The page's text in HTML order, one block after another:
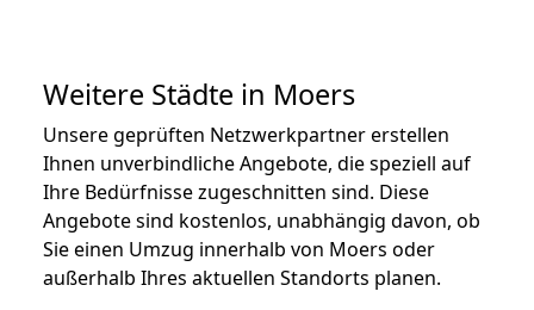
Weitere Städte in Moers
Unsere geprüften Netzwerkpartner erstellen
Ihnen unverbindliche Angebote, die speziell auf
Ihre Bedürfnisse zugeschnitten sind. Diese
Angebote sind kostenlos, unabhängig davon, ob
Sie einen Umzug innerhalb von Moers oder
außerhalb Ihres aktuellen Standorts planen.